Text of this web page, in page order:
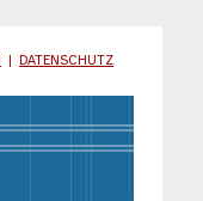
DATENSCHUTZ